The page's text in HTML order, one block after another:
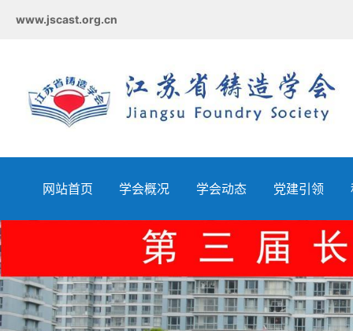
www.jscast.org.cn
网站首页 学会概况 学会动态 党建引领